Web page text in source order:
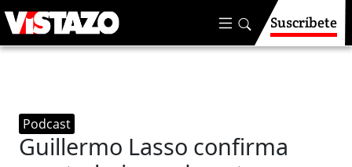
Suscríbete
Podcast
Guillermo Lasso confirma